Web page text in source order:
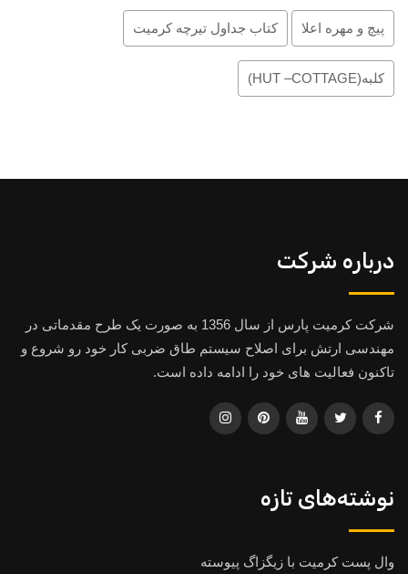
پیچ و مهره اعلا کتاب جداول تیرچه کرمیت
کلبه(HUT –COTTAGE)
درباره شرکت
شرکت کرمیت پارس از سال 1356 به صورت یک طرح مقدماتی در
مهندسی ارتش برای اصلاح سیستم طاق ضربی کار خود رو شروع و
تاکنون فعالیت های خود را ادامه داده است.
نوشته‌های تازه
وال پست کرمیت با زیگزاگ پیوسته